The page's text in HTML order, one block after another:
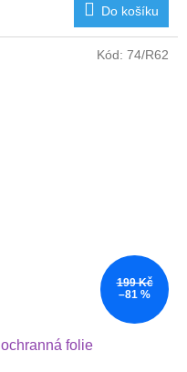
Do košíku
199 Kč
–81 %
folie
Kód: 74/R62